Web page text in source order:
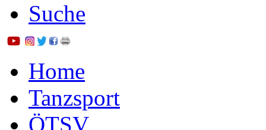
Suche
Home
Tanzsport
ÖTSV